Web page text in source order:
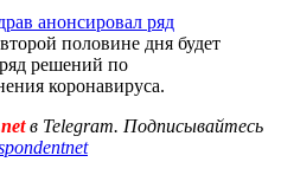
анонсировал ряд
половине дня будет
решений по
коронавируса.
в Telegram. Подписывайтесь